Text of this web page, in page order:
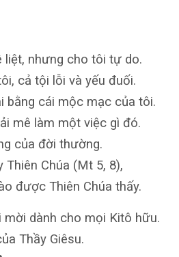
liệt, nhưng cho tôi tự do.
cả tội lỗi và yếu đuối.
bằng cái mộc mạc của tôi.
mê làm một việc gì đó.
của đời thường.
Chúa (Mt 5, 8),
được Thiên Chúa thấy.
mời dành cho mọi Kitô hữu.
Thầy Giêsu.